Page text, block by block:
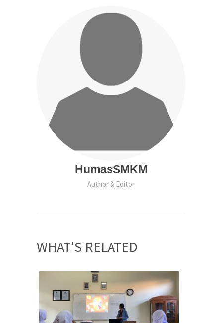
HumasSMKM
Author & Editor
WHAT'S RELATED